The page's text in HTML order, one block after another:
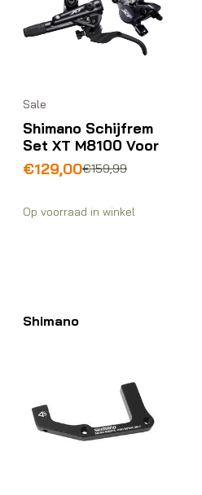
Sale
Shimano Schijfrem
Set XT M8100 Voor
€159,99
Oorspronkelijke
€159,99.
€129,00
Huidige
€129,00.
Op voorraad in winkel
Shimano